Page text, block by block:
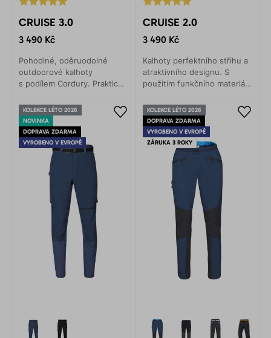
CRUISE 3.0
3 490 Kč
Pohodlné, oděruodolné
outdoorové kalhoty
s podílem Cordury. Praktické
CRUISE 2.0
3 490 Kč
Kalhoty perfektního střihu a
atraktivního designu. S
použitím funkčního materiálu
kalhoty pro univerzální
použití.
KOLEKCE LÉTO 2026
NOVINKA
DOPRAVA ZDARMA
VYROBENO V EVROPĚ
KOLEKCE LÉTO 2026
DOPRAVA ZDARMA
VYROBENO V EVROPĚ
ZÁRUKA 3 ROKY